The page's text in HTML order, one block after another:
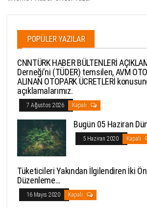
POPÜLER YAZILAR
CNNTÜRK HABER BÜLTENLERİ
Derneği’ni (TÜDER) temsilen, AVM
ALINAN OTOPARK ÜCRETLERİ
açıklamalarımız.
7 Ağustos 2026 Kapalı
Bugün 05 Haziran
5 Haziran 2020 Kapalı
Tüketicileri Yakından İlgilendiren İki
Düzenleme…
16 Mayıs 2020 Kapalı